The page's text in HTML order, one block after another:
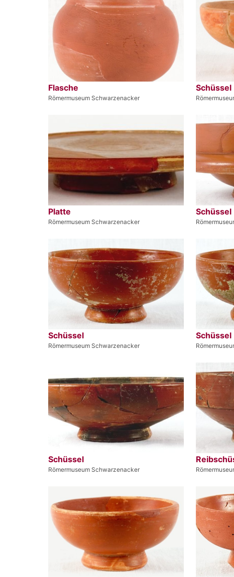
Flasche
Römermuseum Schwarzenacker
Schüssel
Platte
Römermuseum Schwarzenacker
Schüssel
Schüssel
Römermuseum Schwarzenacker
Schüssel
Schüssel
Römermuseum Schwarzenacker